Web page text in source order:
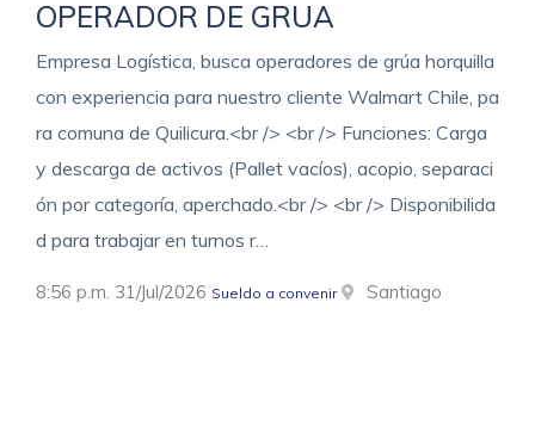
OPERADOR DE GRUA
Empresa Logística, busca operadores de grúa horquilla
con experiencia para nuestro cliente Walmart Chile, pa
ra comuna de Quilicura.<br /> <br /> Funciones: Carga
y descarga de activos (Pallet vacíos), acopio, separaci
ón por categoría, aperchado.<br /> <br /> Disponibilida
d para trabajar en turnos r…
8:56 p.m. 31/Jul/2026 Sueldo a convenir Santiago